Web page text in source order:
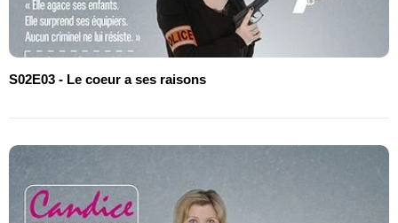
S02E03 - Le coeur a ses raisons